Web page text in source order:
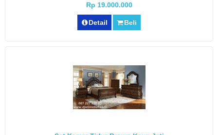
Rp 19.000.000
Detail Beli